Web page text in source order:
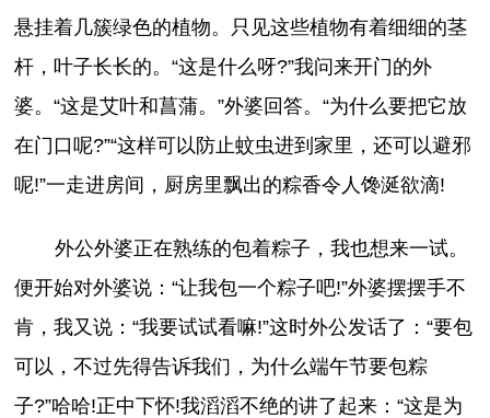
悬挂着几簇绿色的植物。只见这些植物有着细细的茎
杆，叶子长长的。“这是什么呀?”我问来开门的外
婆。“这是艾叶和菖蒲。”外婆回答。“为什么要把它放
在门口呢?”“这样可以防止蚊虫进到家里，还可以避邪
呢!”一走进房间，厨房里飘出的粽香令人馋涎欲滴!
外公外婆正在熟练的包着粽子，我也想来一试。
便开始对外婆说：“让我包一个粽子吧!”外婆摆摆手不
肯，我又说：“我要试试看嘛!”这时外公发话了：“要包
可以，不过先得告诉我们，为什么端午节要包粽
子?”哈哈!正中下怀!我滔滔不绝的讲了起来：“这是为